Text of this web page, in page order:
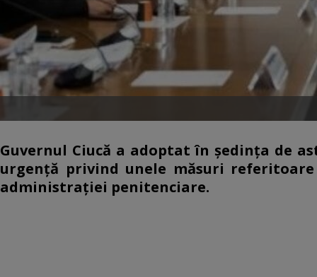
Guvernul Ciucă a adoptat în şedinţa de
urgenţă privind unele măsuri
administraţiei penitenciare.